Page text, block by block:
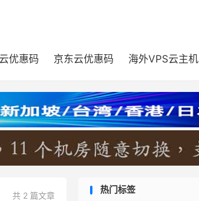
优惠码 京东云优惠码 海外VPS云主机
共 2 篇文章
热门标签